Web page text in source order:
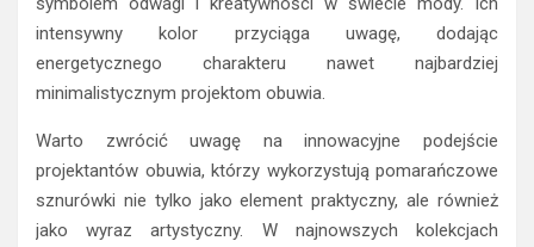
intensywny kolor przyciąga uwagę, dodając
energetycznego charakteru nawet najbardziej
minimalistycznym projektom obuwia.
Warto zwrócić uwagę na innowacyjne podejście
projektantów obuwia, którzy wykorzystują pomarańczowe
sznurówki nie tylko jako element praktyczny, ale również
jako wyraz artystyczny. W najnowszych kolekcjach